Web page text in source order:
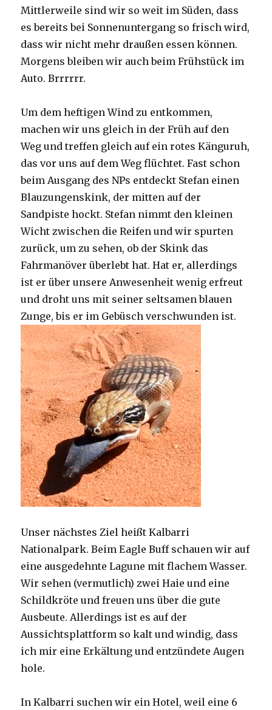
Mittlerweile sind wir so weit im Süden, dass
es bereits bei Sonnenuntergang so frisch wird,
dass wir nicht mehr draußen essen können.
Morgens bleiben wir auch beim Frühstück im
Auto. Brrrrrr.
Um dem heftigen Wind zu entkommen,
machen wir uns gleich in der Früh auf den
Weg und treffen gleich auf ein rotes Känguruh,
das vor uns auf dem Weg flüchtet. Fast schon
beim Ausgang des NPs entdeckt Stefan einen
Blauzungenskink, der mitten auf der
Sandpiste hockt. Stefan nimmt den kleinen
Wicht zwischen die Reifen und wir spurten
zurück, um zu sehen, ob der Skink das
Fahrmanöver überlebt hat. Hat er, allerdings
ist er über unsere Anwesenheit wenig erfreut
und droht uns mit seiner seltsamen blauen
Zunge, bis er im Gebüsch verschwunden ist.
Unser nächstes Ziel heißt Kalbarri
Nationalpark. Beim Eagle Buff schauen wir auf
eine ausgedehnte Lagune mit flachem Wasser.
Wir sehen (vermutlich) zwei Haie und eine
Schildkröte und freuen uns über die gute
Ausbeute. Allerdings ist es auf der
Aussichtsplattform so kalt und windig, dass
ich mir eine Erkältung und entzündete Augen
hole.
In Kalbarri suchen wir ein Hotel, weil eine 6